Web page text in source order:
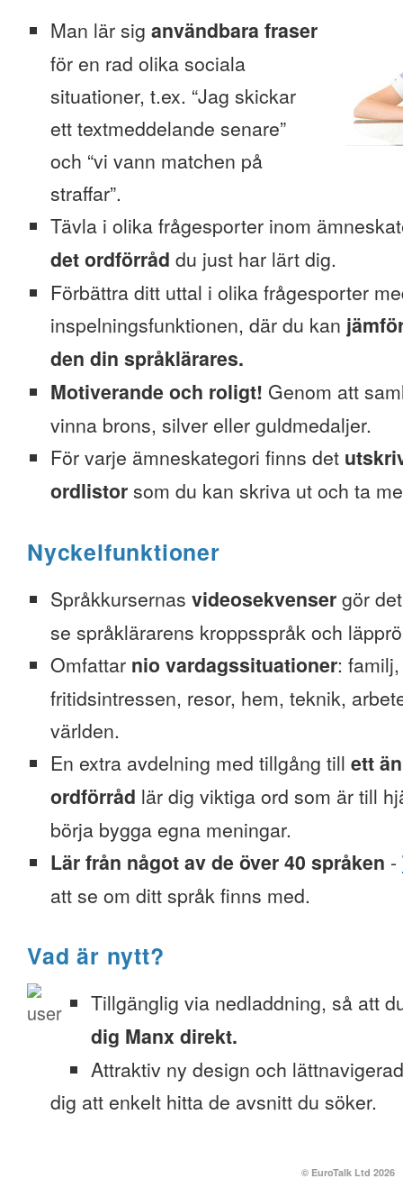
Man lär sig användbara fraser
för en rad olika sociala
situationer, t.ex. “Jag skickar
ett textmeddelande senare”
och “vi vann matchen på
straffar”.
Tävla i olika frågesporter inom
det ordförråd du just har lärt dig.
Förbättra ditt uttal i olika frågesporter
inspelningsfunktionen, där du kan
den din språklärares.
Motiverande och roligt! Genom att
vinna brons, silver eller guldmedaljer.
För varje ämneskategori finns det
ordlistor som du kan skriva ut och ta
Nyckelfunktioner
Språkkursernas videosekvenser gör
se språklärarens kroppsspråk och
Omfattar nio vardagssituationer:
fritidsintressen, resor, hem, teknik,
världen.
En extra avdelning med tillgång till ett
ordförråd lär dig viktiga ord som är till
börja bygga egna meningar.
Lär från något av de över 40 språken -
att se om ditt språk finns med.
Vad är nytt?
Tillgänglig via nedladdning, så att
dig Manx direkt.
Attraktiv ny design och
dig att enkelt hitta de avsnitt du söker.
© EuroTalk Ltd 2026